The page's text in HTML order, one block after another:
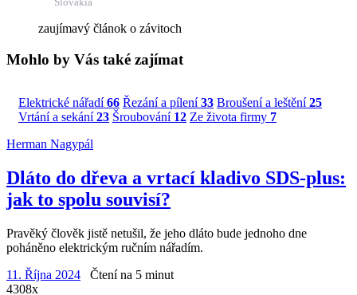
zaujímavý článok o závitoch
Mohlo by Vás také zajímat
Elektrické nářadí66 Řezání a pílení33 Broušení a leštění25
Vrtání a sekání23 Šroubování 12 Ze života firmy 7
Herman Nagypál
Dláto do dřeva a vrtací kladivo SDS-plus:
jak to spolu souvisí?
Pravěký člověk jistě netušil, že jeho dláto bude jednoho dne
poháněno elektrickým ručním nářadím.
11. Října 2024
Čtení na 5 minut
4308x